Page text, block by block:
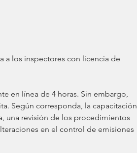
Según corresponda, la capacitación
una revisión de los procedimientos
en el control de emisiones